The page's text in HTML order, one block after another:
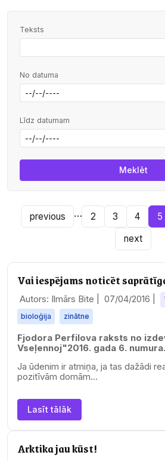
Teksts
No datuma
Līdz datumam
previous … 2 3 4 5
next
Vai iespējams noticēt
Autors: Ilmārs Bite | 07/04/2016
bioloģija zinātne
Fjodora Perfilova raksts no
Vseļennoj"2016. gada 6. numura.
Ja ūdenim ir atmiņa, ja tas dažādi
pozitīvām domām…
Lasīt tālāk
Arktika jau kūst!